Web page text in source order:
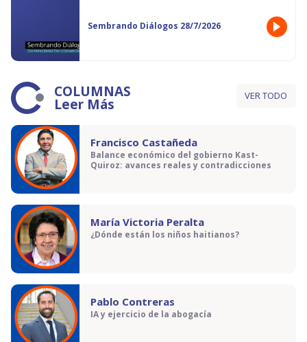
Sembrando Diálogos 28/7/2026
COLUMNAS
Leer Más VER TODO
Francisco Castañeda
Balance económico del gobierno Kast-
Quiroz: avances reales y contradicciones
María Victoria Peralta
¿Dónde están los niños haitianos?
Pablo Contreras
IA y ejercicio de la abogacía